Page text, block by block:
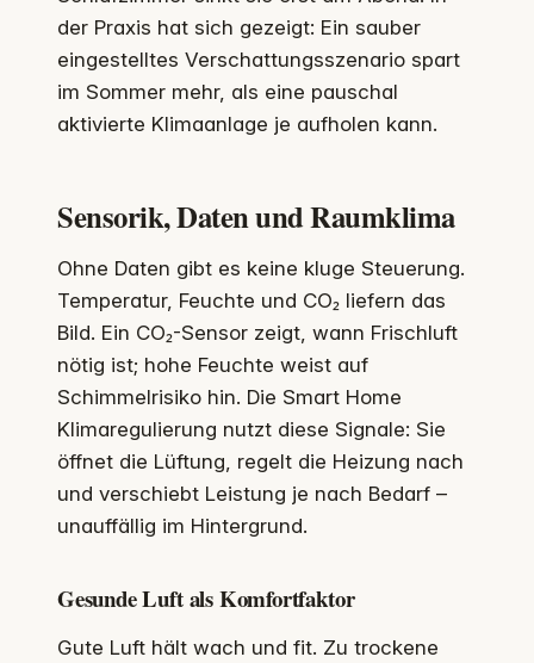
der Praxis hat sich gezeigt: Ein sauber
eingestelltes Verschattungsszenario spart
im Sommer mehr, als eine pauschal
aktivierte Klimaanlage je aufholen kann.
Sensorik, Daten und Raumklima
Ohne Daten gibt es keine kluge Steuerung.
Temperatur, Feuchte und CO₂ liefern das
Bild. Ein CO₂-Sensor zeigt, wann Frischluft
nötig ist; hohe Feuchte weist auf
Schimmelrisiko hin. Die Smart Home
Klimaregulierung nutzt diese Signale: Sie
öffnet die Lüftung, regelt die Heizung nach
und verschiebt Leistung je nach Bedarf –
unauffällig im Hintergrund.
Gesunde Luft als Komfortfaktor
Gute Luft hält wach und fit. Zu trockene